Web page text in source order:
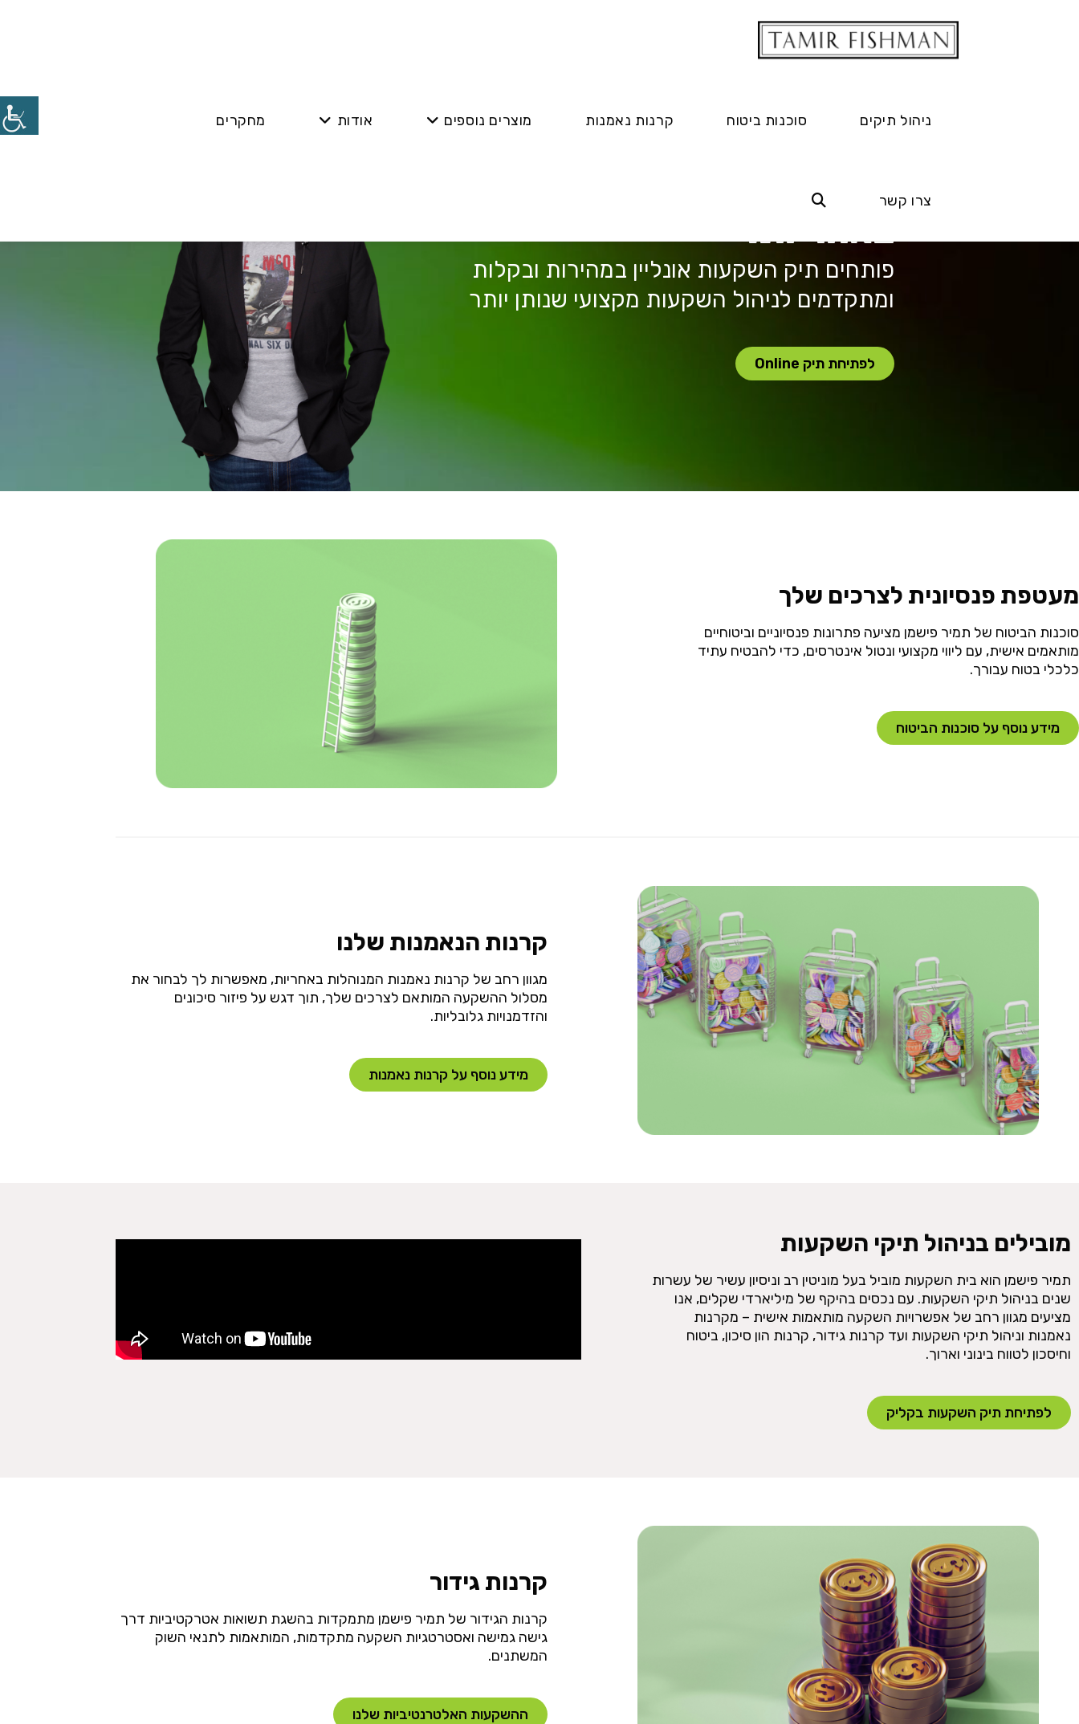
ניהול תיקים סוכנות ביטוח קרנות נאמנות מוצרים נוספים אודות מחקרים
צרו קשרמנהלים את העושר שלך
באחריות.
פותחים תיק השקעות אונליין במהירות ובקלות
ומתקדמים לניהול השקעות מקצועי שנותן יותר
לפתיחת תיק Online
מעטפת פנסיונית לצרכים שלך
סוכנות הביטוח של תמיר פישמן מציעה פתרונות פנסיוניים וביטוחיים
מותאמים אישית, עם ליווי מקצועי ונטול אינטרסים, כדי להבטיח עתיד
כלכלי בטוח עבורך.
מידע נוסף על סוכנות הביטוח
קרנות הנאמנות שלנו
מגוון רחב של קרנות נאמנות המנוהלות באחריות, מאפשרות לך לבחור את
מסלול ההשקעה המותאם לצרכים שלך, תוך דגש על פיזור סיכונים
והזדמנויות גלובליות.
מידע נוסף על קרנות נאמנות
מובילים בניהול תיקי השקעות
תמיר פישמן הוא בית השקעות מוביל בעל מוניטין רב וניסיון עשיר של עשרות
שנים בניהול תיקי השקעות. עם נכסים בהיקף של מיליארדי שקלים, אנו
מציעים מגוון רחב של אפשרויות השקעה מותאמות אישית – מקרנות
נאמנות וניהול תיקי השקעות ועד קרנות גידור, קרנות הון סיכון, ביטוח
וחיסכון לטווח בינוני וארוך.
לפתיחת תיק השקעות בקליק
קרנות גידור
קרנות הגידור של תמיר פישמן מתמקדות בהשגת תשואות אטרקטיביות דרך
גישה גמישה ואסטרטגיות השקעה מתקדמות, המותאמות לתנאי השוק
המשתנים.
ההשקעות האלטרנטיביות שלנו